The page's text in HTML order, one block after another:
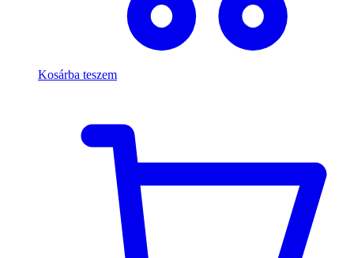
Kosárba teszem